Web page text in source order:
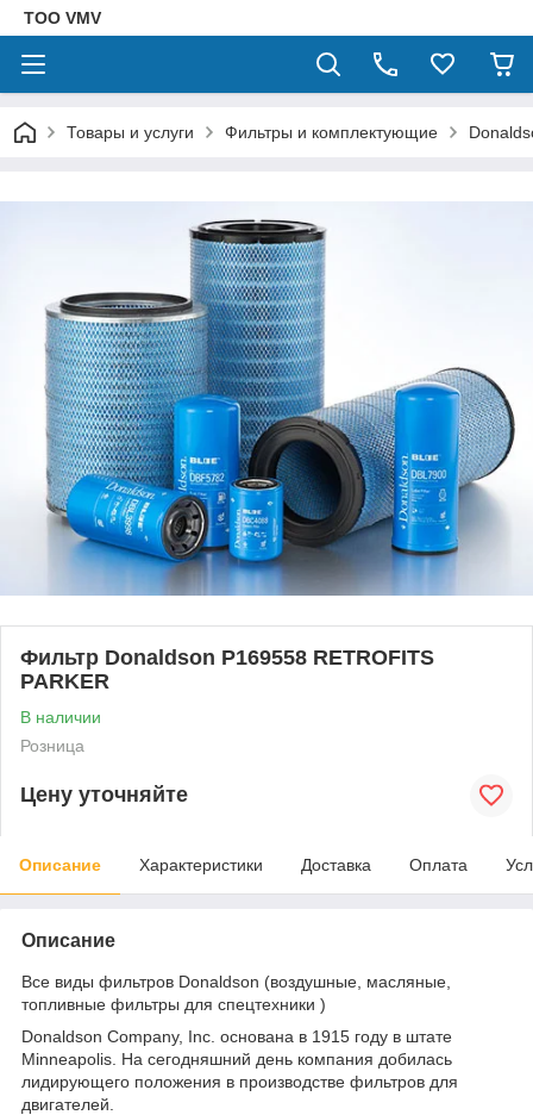
ТОО VMV
Товары и услуги Фильтры и комплектующие
Фильтр Donaldson P169558 RETROFITS
PARKER
В наличии
Розница
Цену уточняйте
Описание Характеристики Доставка Оплата
Описание
Все виды фильтров Donaldson (воздушные, масляные,
топливные фильтры для спецтехники )
Donaldson Company, Inc. основана в 1915 году в штате
Minneapolis. На сегодняшний день компания добилась
лидирующего положения в производстве фильтров для
двигателей.